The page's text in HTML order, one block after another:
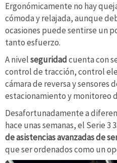
Ergonómicamente no hay
cómoda y relajada, aunque
ocasiones puede sentirse un
tanto esfuerzo.
A nivelseguridadcuenta con
control de tracción, control
cámara de reversa y sensores
estacionamiento y monitoreo
Desafortunadamente a
hace unas semanas, el Serie 3
de asistencias avanzadas de
que ser ordenados como un